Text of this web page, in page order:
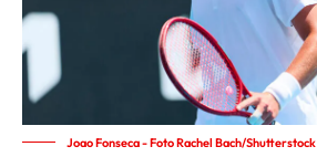
Joao Fonseca - Foto Rachel Bach/Shutterstock